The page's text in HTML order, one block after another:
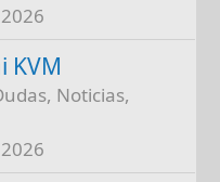
KVM
Noticias,